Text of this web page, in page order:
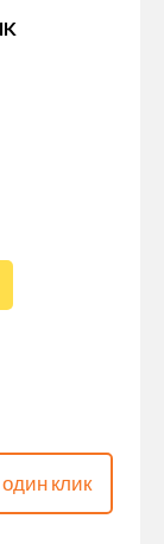
клик